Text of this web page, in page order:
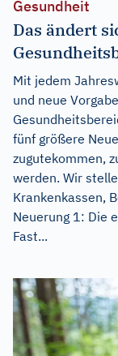
Gesundheit
Das ändert
Mit jedem
und neue
fünf größere
zugutekommen,
werden. Wir
Krankenkassen,
Neuerung 1: Die
Fast...